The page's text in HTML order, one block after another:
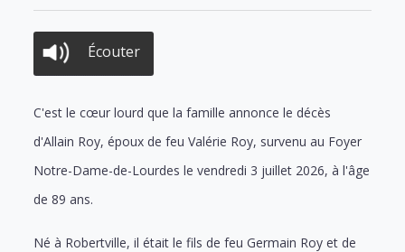
Écouter
C'est le cœur lourd que la famille annonce le décès
d'Allain Roy, époux de feu Valérie Roy, survenu au Foyer
Notre-Dame-de-Lourdes le vendredi 3 juillet 2026, à l'âge
de 89 ans.
Né à Robertville, il était le fils de feu Germain Roy et de